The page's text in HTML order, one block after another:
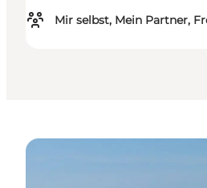
Mir selbst, Mein Partner,